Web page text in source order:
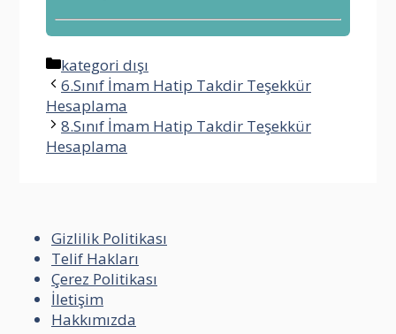
Kategoriler
kategori dışı
6.Sınıf İmam Hatip Takdir Teşekkür
Hesaplama
8.Sınıf İmam Hatip Takdir Teşekkür
Hesaplama
Gizlilik Politikası
Telif Hakları
Çerez Politikası
İletişim
Hakkımızda